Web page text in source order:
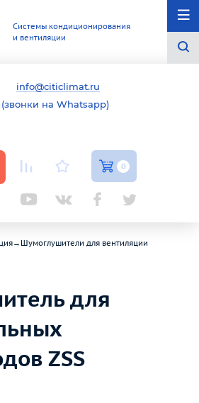
Системы кондиционирования
и вентиляции
info@citiclimat.ru
(звонки на Whatsapp)
0
→ Шумоглушители для вентиляции
для
ZSS